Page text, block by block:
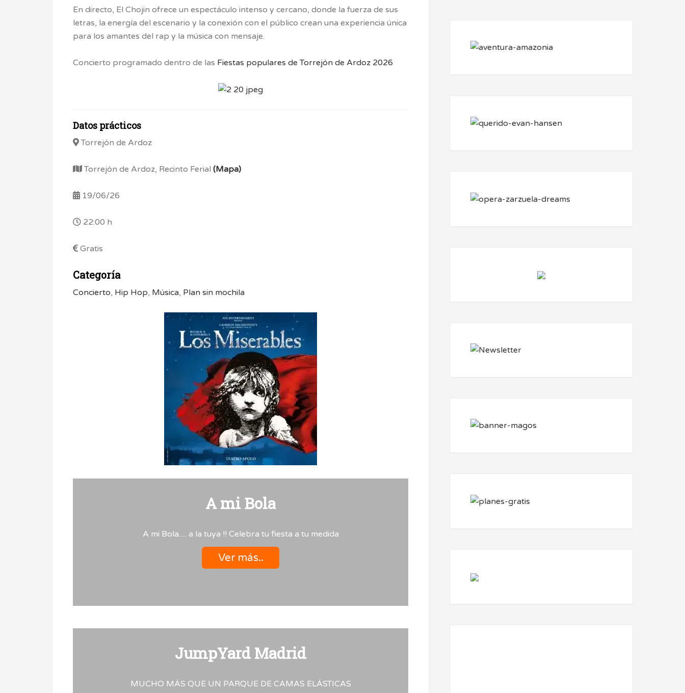
En directo, El Chojin ofrece un espectáculo intenso y cercano, donde la fuerza de sus
letras, la energía del escenario y la conexión con el público crean una experiencia única
para los amantes del rap y la música con mensaje.
Concierto programado dentro de las Fiestas populares de Torrejón de Ardoz 2026
Datos prácticos
Torrejón de Ardoz
Torrejón de Ardoz, Recinto Ferial (Mapa)
19/06/26
22:00 h
Gratis
Categoría
Concierto, Hip Hop, Música, Plan sin mochila
A mi Bola
A mi Bola..... a la tuya !! Celebra tu fiesta a tu medida
Ver más..
JumpYard Madrid
MUCHO MÁS QUE UN PARQUE DE CAMAS ELÁSTICAS